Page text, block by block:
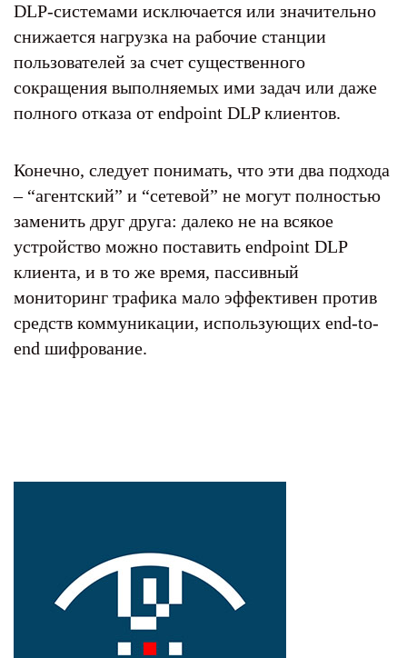
DLP-системами исключается или значительно
снижается нагрузка на рабочие станции
пользователей за счет существенного
сокращения выполняемых ими задач или даже
полного отказа от endpoint DLP клиентов.
Конечно, следует понимать, что эти два подхода
– “агентский” и “сетевой” не могут полностью
заменить друг друга: далеко не на всякое
устройство можно поставить endpoint DLP
клиента, и в то же время, пассивный
мониторинг трафика мало эффективен против
средств коммуникации, использующих end-to-
end шифрование.